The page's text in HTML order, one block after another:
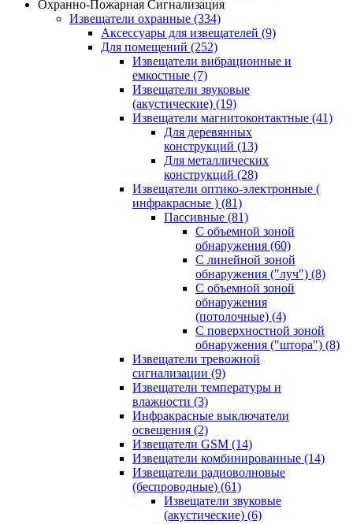
Охранно-Пожарная Сигнализация
Извещатели охранные (334)
Аксессуары для извещателей (9)
Для помещений (252)
Извещатели вибрационные и
емкостные (7)
Извещатели звуковые
(акустические) (19)
Извещатели магнитоконтактные (41)
Для деревянных
конструкций (13)
Для металлических
конструкций (28)
Извещатели оптико-электронные (
инфракрасные ) (81)
Пассивные (81)
С объемной зоной
обнаружения (60)
С линейной зоной
обнаружения ("луч") (8)
С объемной зоной
обнаружения
(потолочные) (4)
С поверхностной зоной
обнаружения ("штора") (8)
Извещатели тревожной
сигнализации (9)
Извещатели температуры и
влажности (3)
Инфракрасные выключатели
освещения (2)
Извещатели GSM (14)
Извещатели комбинированные (14)
Извещатели радиоволновые
(беспроводные) (61)
Извещатели звуковые
(акустические) (6)